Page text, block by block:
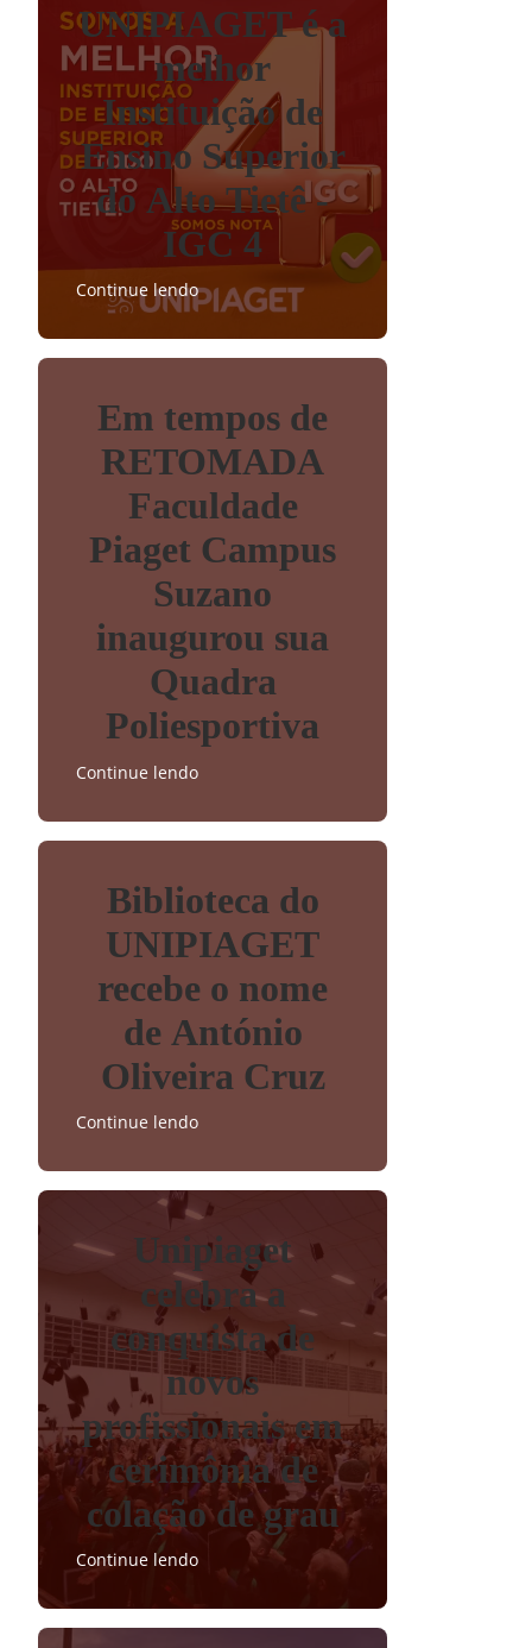
UNIPIAGET é a
melhor
Instituição de
Ensino Superior
do Alto Tietê -
IGC 4
Continue lendo
Em tempos de
RETOMADA
Faculdade
Piaget Campus
Suzano
inaugurou sua
Quadra
Poliesportiva
Continue lendo
Biblioteca do
UNIPIAGET
recebe o nome
de António
Oliveira Cruz
Continue lendo
Unipiaget
celebra a
conquista de
novos
profissionais em
cerimônia de
colação de grau
Continue lendo